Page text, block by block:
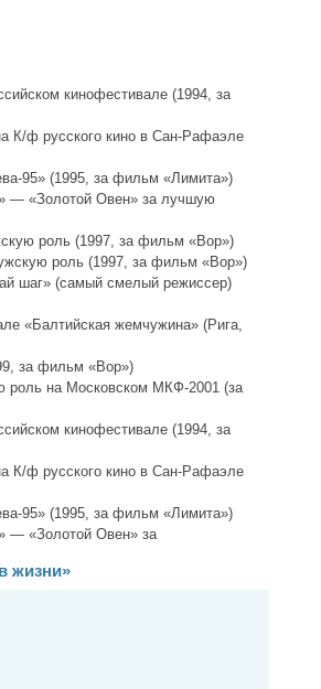
кинофестивале (1994, за
К/ф русского кино в Сан-Рафаэле
95» (1995, за фильм «Лимита»)
— «Золотой Овен» за лучшую
роль (1997, за фильм «Вор»)
роль (1997, за фильм «Вор»)
шаг» (самый смелый режиссер)
«Балтийская жемчужина» (Рига,
за фильм «Вор»)
роль на Московском МКФ-2001 (за
кинофестивале (1994, за
К/ф русского кино в Сан-Рафаэле
95» (1995, за фильм «Лимита»)
— «Золотой Овен» за
жизни»